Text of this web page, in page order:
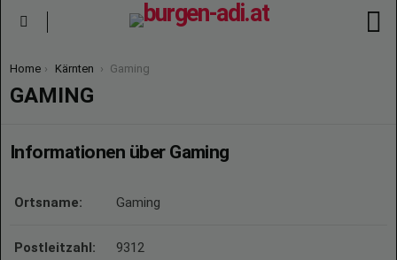
You are here:
Home Kärnten Gaming
GAMING
Informationen über Gaming
Ortsname: Gaming
Postleitzahl: 9312